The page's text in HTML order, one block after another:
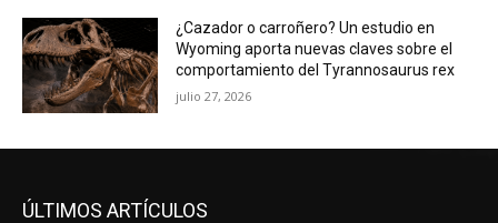
¿Cazador o carroñero? Un estudio en
Wyoming aporta nuevas claves sobre el
comportamiento del Tyrannosaurus rex
julio 27, 2026
ÚLTIMOS ARTÍCULOS